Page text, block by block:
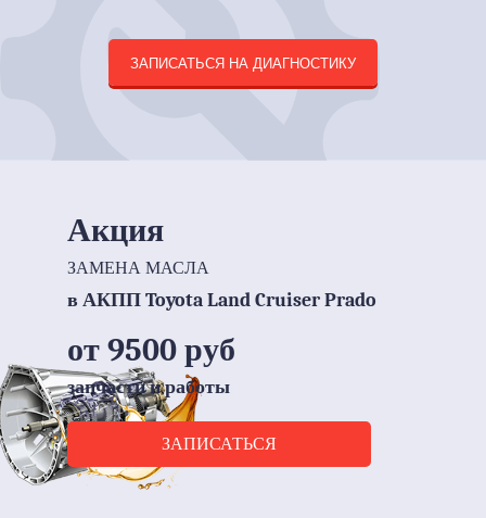
ЗАПИСАТЬСЯ НА ДИАГНОСТИКУ
Акция
ЗАМЕНА МАСЛА
в АКПП Toyota Land Cruiser Prado
от 9500 руб
запчасти и работы
ЗАПИСАТЬСЯ